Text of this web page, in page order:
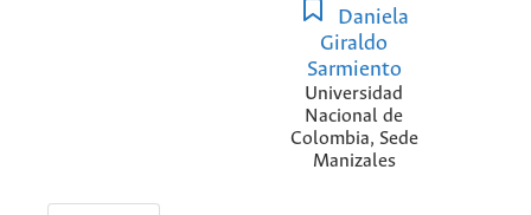
Daniela
Giraldo
Sarmiento
Universidad
Nacional de
Colombia, Sede
Manizales